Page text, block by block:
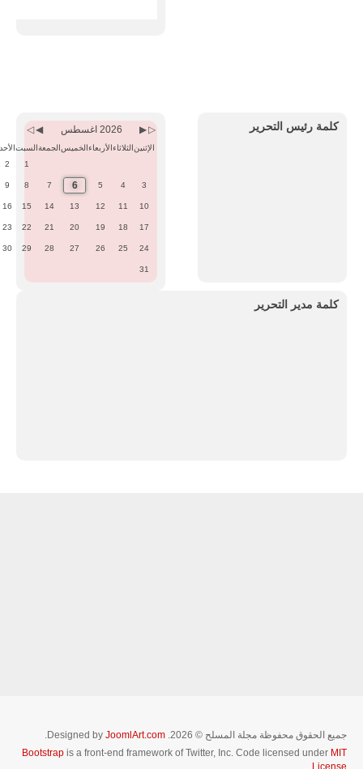
كلمة رئيس التحرير
Month
Year
Month2026 اغسطس
الإثنينالثلاثاءالأربعاءالخميسالجمعةالسبتالأحد
1
2
3
4
5
6
7
8
9
10
11
12
13
14
15
16
17
18
19
20
21
22
23
24
25
26
27
28
29
30
31
كلمة مدير التحرير
جميع الحقوق محفوظة مجلة المسلح © 2026. Designed by JoomlArt.com
.
Bootstrap is a front-end framework of Twitter, Inc. Code licensed under MIT
License.